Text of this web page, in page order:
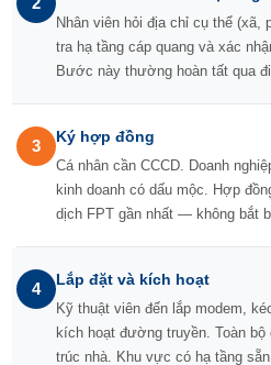
Nhân viên hỏi địa chỉ cụ thể
tra hạ tầng cáp quang và xác
Bước này thường hoàn tất qua
3 Ký hợp đồng
Cá nhân cần CCCD. Doanh
kinh doanh có dấu mộc. Hợp
dịch FPT gần nhất — không bắt
4 Lắp đặt và kích hoạt
Kỹ thuật viên đến lắp modem,
kích hoạt đường truyền. Toàn
trúc nhà. Khu vực có hạ tầng